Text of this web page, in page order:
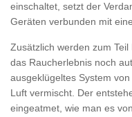
einschaltet, setzt der
Geräten verbunden mit
Zusätzlich werden zum
das Raucherlebnis noch
ausgeklügeltes System
Luft vermischt. Der
eingeatmet, wie man es